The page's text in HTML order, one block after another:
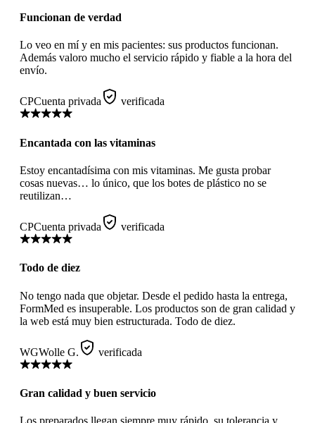
Funcionan de verdad
Lo veo en mí y en mis pacientes: sus productos funcionan.
Además valoro mucho el servicio rápido y fiable a la hora del
envío.
CPCuenta privada verificada
Encantada con las vitaminas
Estoy encantadísima con mis vitaminas. Me gusta probar
cosas nuevas… lo único, que los botes de plástico no se
reutilizan…
CPCuenta privada verificada
Todo de diez
No tengo nada que objetar. Desde el pedido hasta la entrega,
FormMed es insuperable. Los productos son de gran calidad y
la web está muy bien estructurada. Todo de diez.
WGWolle G. verificada
Gran calidad y buen servicio
Los preparados llegan siempre muy rápido, su tolerancia y